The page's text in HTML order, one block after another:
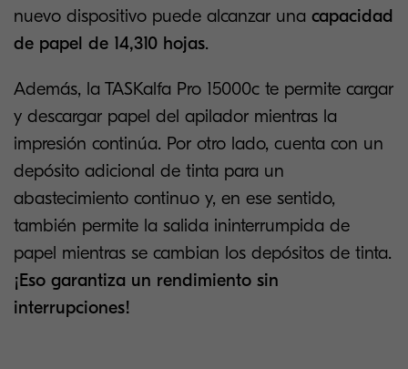
nuevo dispositivo puede alcanzar una capacidad
de papel de 14,310 hojas.
Además, la TASKalfa Pro 15000c te permite cargar
y descargar papel del apilador mientras la
impresión continúa. Por otro lado, cuenta con un
depósito adicional de tinta para un
abastecimiento continuo y, en ese sentido,
también permite la salida ininterrumpida de
papel mientras se cambian los depósitos de tinta.
¡Eso garantiza un rendimiento sin
interrupciones!